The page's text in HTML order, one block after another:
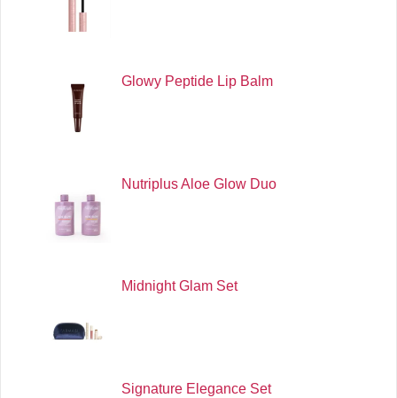
Glowy Peptide Lip Balm
Nutriplus Aloe Glow Duo
Midnight Glam Set
Signature Elegance Set